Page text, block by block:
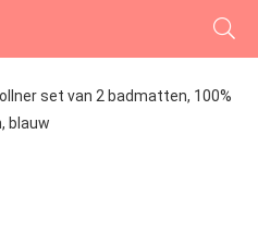
set van 2 badmatten, 100%
blauw